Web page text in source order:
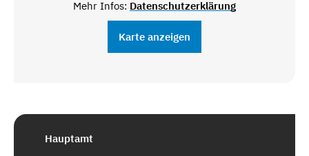
Mehr Infos: Datenschutzerklärung
Karte anzeigen
Hauptamt